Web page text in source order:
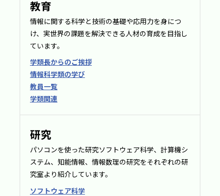
教育
情報に関する科学と技術の基礎や応用力を身につ
け、実世界の課題を解決できる人材の育成を目指し
ています。
学類長からのご挨拶
情報科学類の学び
教員一覧
学類関連
研究
パソコンを使った研究ソフトウェア科学、計算機シ
ステム、知能情報、情報数理の研究をそれぞれの研
究室より紹介しています。
ソフトウェア科学